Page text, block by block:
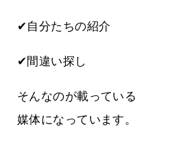
✔自分たちの紹介
✔間違い探し
そんなのが載っている
媒体になっています。